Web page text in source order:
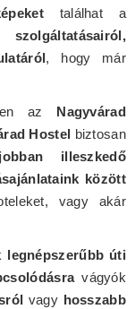
találhat a
, hogy már
az Nagyvárad
Hostel biztosan
illeszkedő
között
vagy akár
legnépszerűbb úti
vágyók
vagy hosszabb